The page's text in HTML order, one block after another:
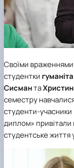
Своїми враженнями
студентки
Сисманта
семестру
студенти-
диплом» привітали
студентське життя